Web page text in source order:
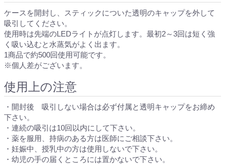
ケースを開封し、スティックについた透明のキャップを外して
吸引してください。
使用時は先端のLEDライトが点灯します。最初2～3回は短く強
く吸い込むと水蒸気がよく出ます。
1商品で約500回使用可能です。
※個人差がございます。
使用上の注意
・開封後 吸引しない場合は必ず付属と透明キャップをお締め
下さい。
・連続の吸引は10回以内にして下さい。
・薬を服用、持病のある方は医師にご相談下さい。
・妊娠中、授乳中の方は使用しないで下さい。
・幼児の手の届くところには置かないで下さい。